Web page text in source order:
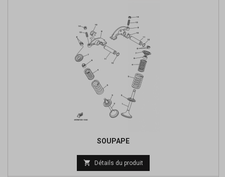
SOUPAPE
Prix
de
 Détails du produit